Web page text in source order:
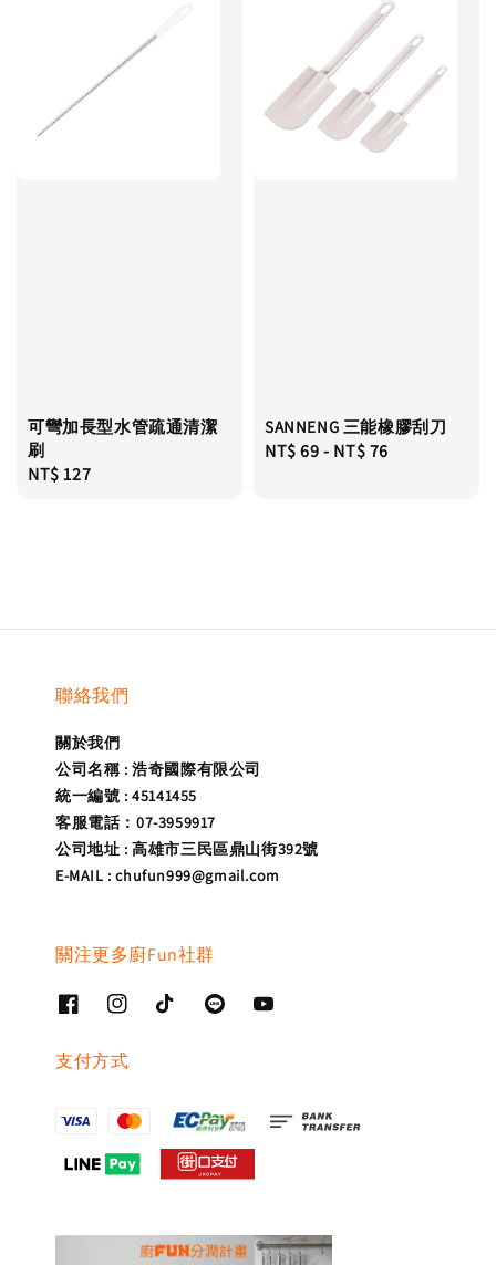
可彎加長型水管疏通清潔
刷
Regular
NT$ 127
SANNENG 三能橡膠刮刀
Regular
NT$ 69- NT$ 76
聯絡我們
關於我們
公司名稱 : 浩奇國際有限公司
統一編號 : 45141455
客服電話：07-3959917
公司地址 : 高雄市三民區鼎山街392號
E-MAIL : chufun999@gmail.com
關注更多廚Fun社群
支付方式